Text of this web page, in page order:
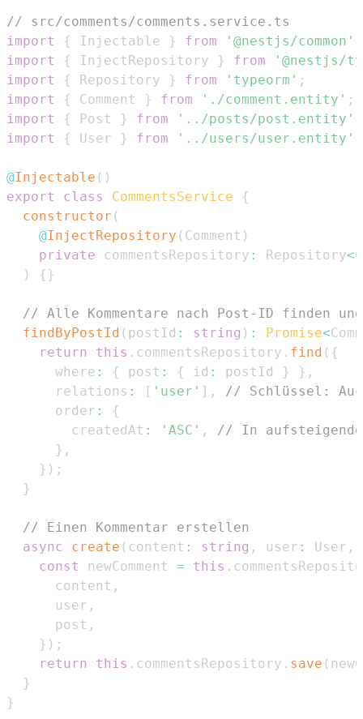
// src/comments/comments.service.ts
import
{ Injectable } from '@nestjs/common'
import
{ InjectRepository } from
'@nestjs/
import
{ Repository } from 'typeorm' ;
import
{ Comment } from './comment.entity' ;
import
{ Post } from '../posts/post.entity'
import
{ User } from '../users/user.entity'
@Injectable ( )
export
class CommentsService
{
constructor (
@InjectRepository ( Comment )
private commentsRepository : Repository<
)
{ }
// Alle Kommentare nach Post-ID finden
findByPostId ( postId : string ) : Promise<
return
this . commentsRepository . find ( {
      where
: { post : { id : postId } } ,
      relations
: [ 'user' ] ,
// Schlüssel:
      order
:
{
        createdAt
: 'ASC' ,
// In
} ,
} ) ;
}
// Einen Kommentar erstellen
async
create ( content : string , user : User ,
const
newComment = this .
      content
,
      user
,
      post
,
} ) ;
return
this . commentsRepository . save (
}
}